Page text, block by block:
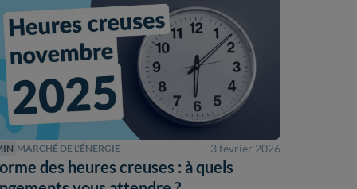
MARCHÉ DE L'ÉNERGIE 3 février 2026
des heures creuses : à quels